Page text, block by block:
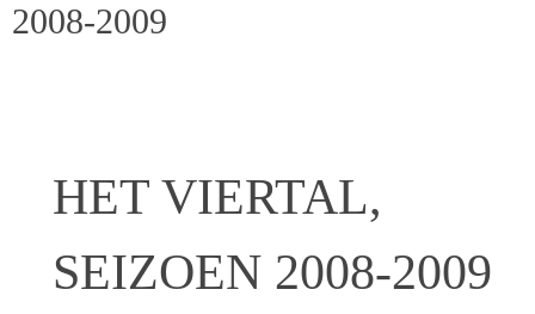
2008-2009
HET VIERTAL,
SEIZOEN 2008-2009